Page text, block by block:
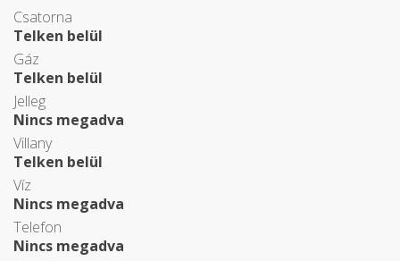
Csatorna
Telken belül
Gáz
Telken belül
Jelleg
Nincs megadva
Villany
Telken belül
Víz
Nincs megadva
Telefon
Nincs megadva